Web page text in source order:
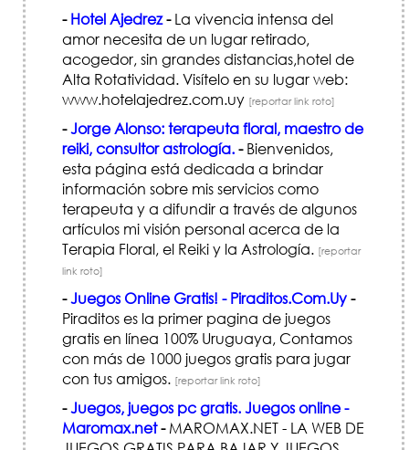
- Hotel Ajedrez-La vivencia intensa del
amor necesita de un lugar retirado,
acogedor, sin grandes distancias,hotel de
Alta Rotatividad. Visítelo en su lugar web:
www.hotelajedrez.com.uy [reportar link roto]
-Jorge Alonso: terapeuta floral, maestro de
reiki, consultor astrología.-Bienvenidos,
esta página está dedicada a brindar
información sobre mis servicios como
terapeuta y a difundir a través de algunos
artículos mi visión personal acerca de la
Terapia Floral, el Reiki y la Astrología. [reportar
link roto]
-Juegos Online Gratis! - Piraditos.Com.Uy-
Piraditos es la primer pagina de juegos
gratis en línea 100% Uruguaya, Contamos
con más de 1000 juegos gratis para jugar
con tus amigos. [reportar link roto]
-Juegos, juegos pc gratis. Juegos online -
Maromax.net-MAROMAX.NET - LA WEB DE